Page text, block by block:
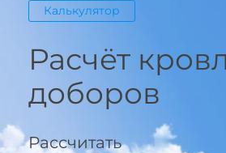
Калькулятор
Расчёт
доборов
Рассчитать